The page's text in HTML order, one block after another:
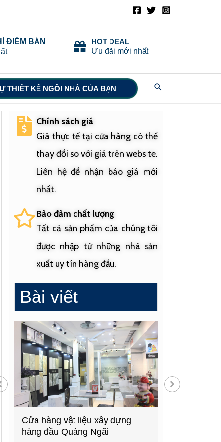
ĐIỂM BÁN
HOT DEAL
Ưu đãi mới nhất
THIẾT KẾ NGÔI NHÀ CỦA BẠN Search
Chính sách giá
Giá thực tế tại cửa hàng có thể
thay đổi so với giá trên website.
Liên hệ để nhận báo giá mới
nhất.
Bảo đảm chất lượng
Tất cả sản phẩm của chúng tôi
được nhập từ những nhà sản
xuất uy tín hàng đầu.
Bài viết
Cửa hàng vật liệu xây dựng
hàng đầu Quảng Ngãi